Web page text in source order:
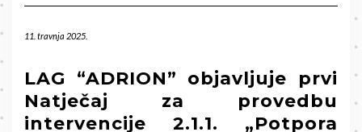
11. travnja 2025.
LAG “ADRION” objavljuje prvi
Natječaj za provedbu
intervencije 2.1.1. „Potpora